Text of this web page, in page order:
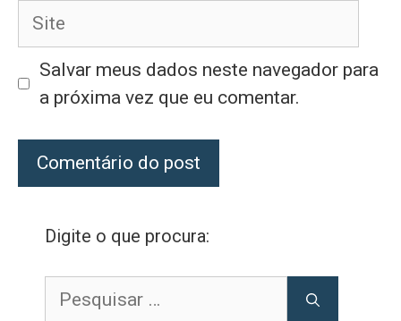
Site
Salvar meus dados neste navegador para
a próxima vez que eu comentar.
Digite o que procura:
por: